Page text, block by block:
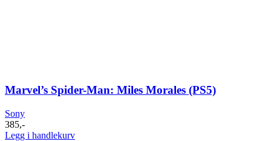
Marvel’s Spider-Man: Miles Morales (PS5)
Sony
385,-
Legg i handlekurv